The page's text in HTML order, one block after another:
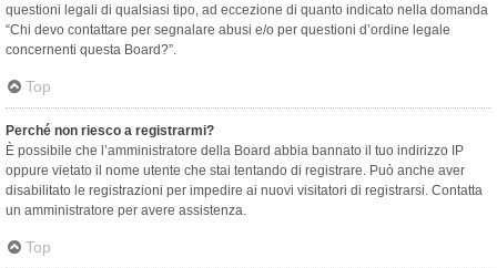
questioni legali di qualsiasi tipo, ad eccezione di quanto indicato nella domanda
“Chi devo contattare per segnalare abusi e/o per questioni d’ordine legale
concernenti questa Board?”.
Top
Perché non riesco a registrarmi?
È possibile che l’amministratore della Board abbia bannato il tuo indirizzo IP
oppure vietato il nome utente che stai tentando di registrare. Può anche aver
disabilitato le registrazioni per impedire ai nuovi visitatori di registrarsi. Contatta
un amministratore per avere assistenza.
Top